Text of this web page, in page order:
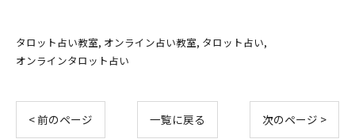
タロット占い教室 オンライン占い教室 タロット占い
オンラインタロット占い
< 前のページ 一覧に戻る 次のページ >